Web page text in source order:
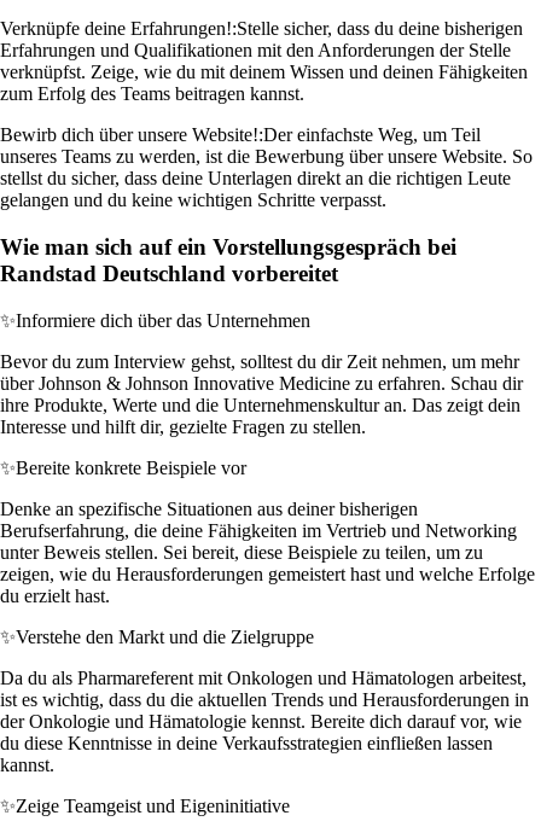
Verknüpfe deine Erfahrungen!:Stelle sicher, dass du deine bisherigen
Erfahrungen und Qualifikationen mit den Anforderungen der Stelle
verknüpfst. Zeige, wie du mit deinem Wissen und deinen Fähigkeiten
zum Erfolg des Teams beitragen kannst.
Bewirb dich über unsere Website!:Der einfachste Weg, um Teil
unseres Teams zu werden, ist die Bewerbung über unsere Website. So
stellst du sicher, dass deine Unterlagen direkt an die richtigen Leute
gelangen und du keine wichtigen Schritte verpasst.
Wie man sich auf ein Vorstellungsgespräch bei
Randstad Deutschland vorbereitet
✨Informiere dich über das Unternehmen
Bevor du zum Interview gehst, solltest du dir Zeit nehmen, um mehr
über Johnson & Johnson Innovative Medicine zu erfahren. Schau dir
ihre Produkte, Werte und die Unternehmenskultur an. Das zeigt dein
Interesse und hilft dir, gezielte Fragen zu stellen.
✨Bereite konkrete Beispiele vor
Denke an spezifische Situationen aus deiner bisherigen
Berufserfahrung, die deine Fähigkeiten im Vertrieb und Networking
unter Beweis stellen. Sei bereit, diese Beispiele zu teilen, um zu
zeigen, wie du Herausforderungen gemeistert hast und welche Erfolge
du erzielt hast.
✨Verstehe den Markt und die Zielgruppe
Da du als Pharmareferent mit Onkologen und Hämatologen arbeitest,
ist es wichtig, dass du die aktuellen Trends und Herausforderungen in
der Onkologie und Hämatologie kennst. Bereite dich darauf vor, wie
du diese Kenntnisse in deine Verkaufsstrategien einfließen lassen
kannst.
✨Zeige Teamgeist und Eigeninitiative